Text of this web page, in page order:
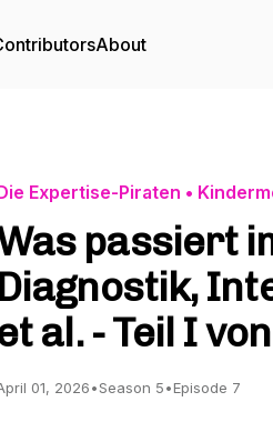
About
Expertise-Piraten •
passiert
Diagnostik,
al. - Teil I
01, 2026•Season 5•Episode 7